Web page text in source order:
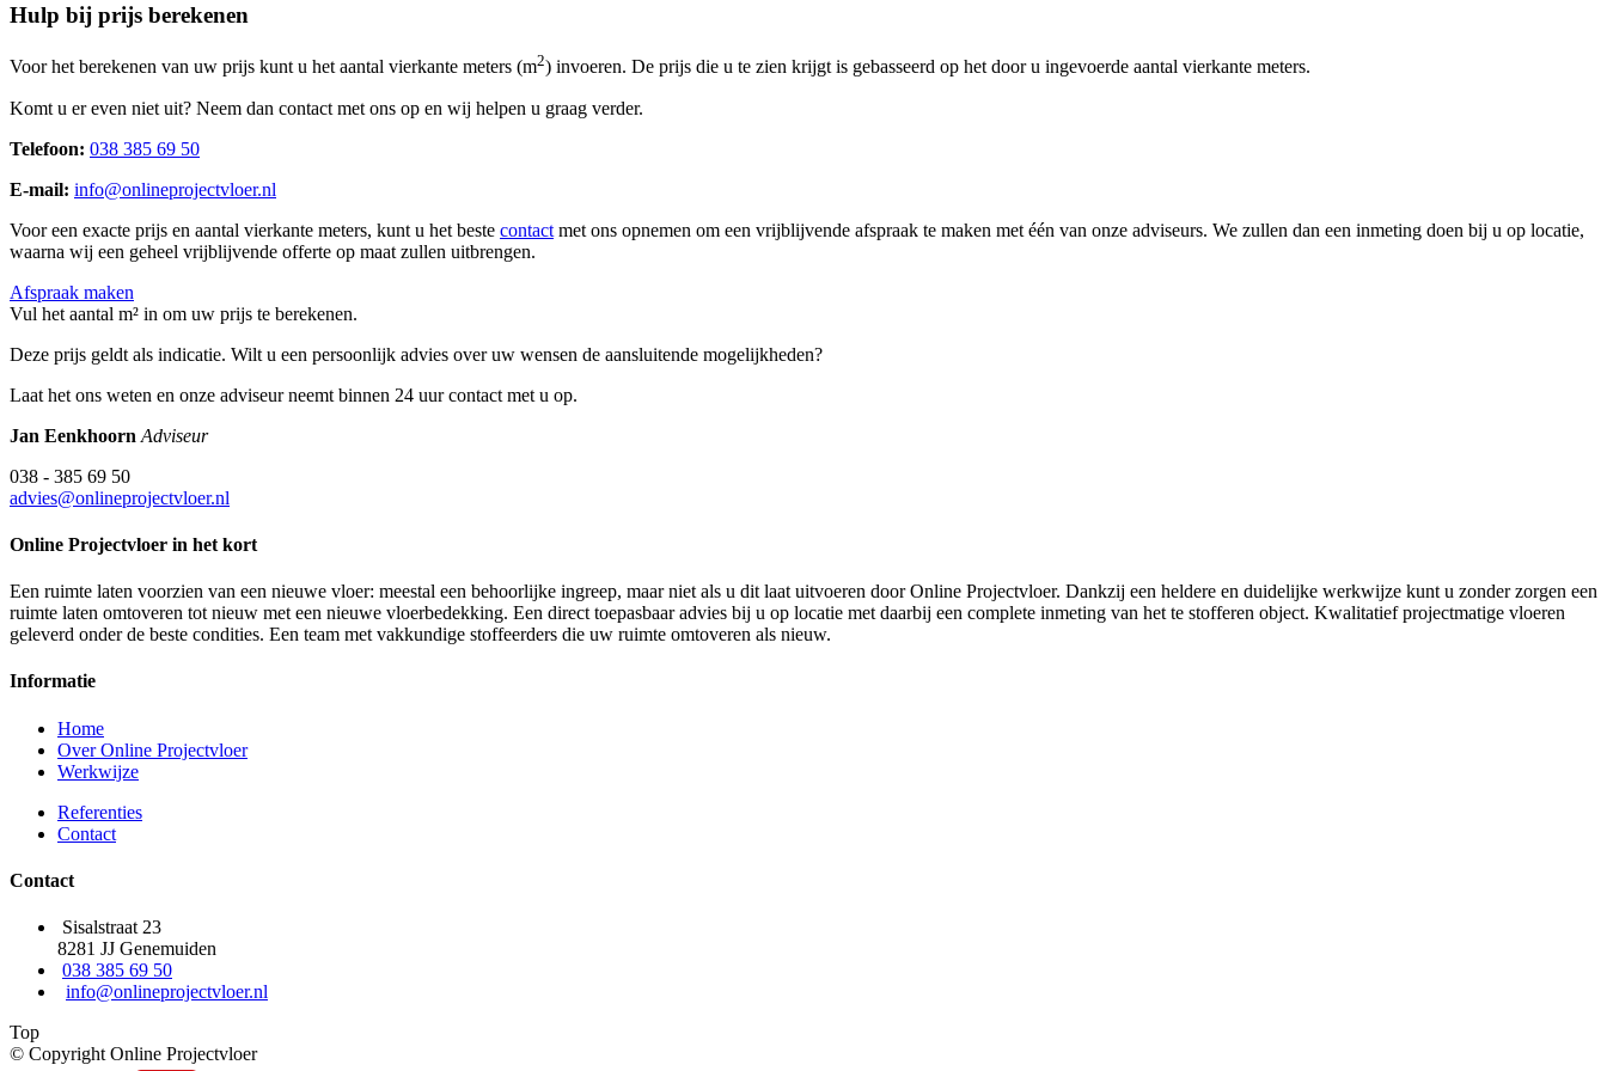
Hulp bij prijs berekenen
Voor het berekenen van uw prijs kunt u het aantal vierkante meters (m2) invoeren. De prijs die u te zien krijgt is gebasseerd op het door u ingevoerde aantal vierkante meters.
Komt u er even niet uit? Neem dan contact met ons op en wij helpen u graag verder.
Telefoon: 038 385 69 50
E-mail: info@onlineprojectvloer.nl
Voor een exacte prijs en aantal vierkante meters, kunt u het beste contact met ons opnemen om een vrijblijvende afspraak te maken met één van onze adviseurs. We zullen dan een inmeting doen bij u op locatie,
waarna wij een geheel vrijblijvende offerte op maat zullen uitbrengen.
Afspraak maken
Vul het aantal m² in om uw prijs te berekenen.
Deze prijs geldt als indicatie. Wilt u een persoonlijk advies over uw wensen de aansluitende mogelijkheden?
Laat het ons weten en onze adviseur neemt binnen 24 uur contact met u op.
Jan Eenkhoorn Adviseur
038 - 385 69 50
advies@onlineprojectvloer.nl
Online Projectvloer in het kort
Een ruimte laten voorzien van een nieuwe vloer: meestal een behoorlijke ingreep, maar niet als u dit laat uitvoeren door Online Projectvloer. Dankzij een heldere en duidelijke werkwijze kunt u zonder zorgen een
ruimte laten omtoveren tot nieuw met een nieuwe vloerbedekking. Een direct toepasbaar advies bij u op locatie met daarbij een complete inmeting van het te stofferen object. Kwalitatief projectmatige vloeren
geleverd onder de beste condities. Een team met vakkundige stoffeerders die uw ruimte omtoveren als nieuw.
Informatie
Home
Over Online Projectvloer
Werkwijze
Referenties
Contact
Contact
Sisalstraat 23
8281 JJ Genemuiden
038 385 69 50
info@onlineprojectvloer.nl
Top
© Copyright Online Projectvloer